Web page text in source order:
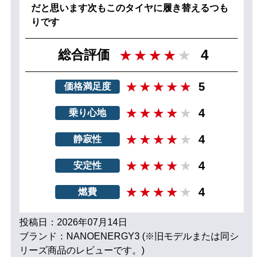
だと思います次もこのタイヤに履き替えるつも
りです
総合評価 4
価格満足度 5
乗り心地 4
静寂性 4
安定性 4
燃費 4
投稿日：2026年07月14日
ブランド：NANOENERGY3 (※旧モデルまたは同シ
リーズ商品のレビューです。)